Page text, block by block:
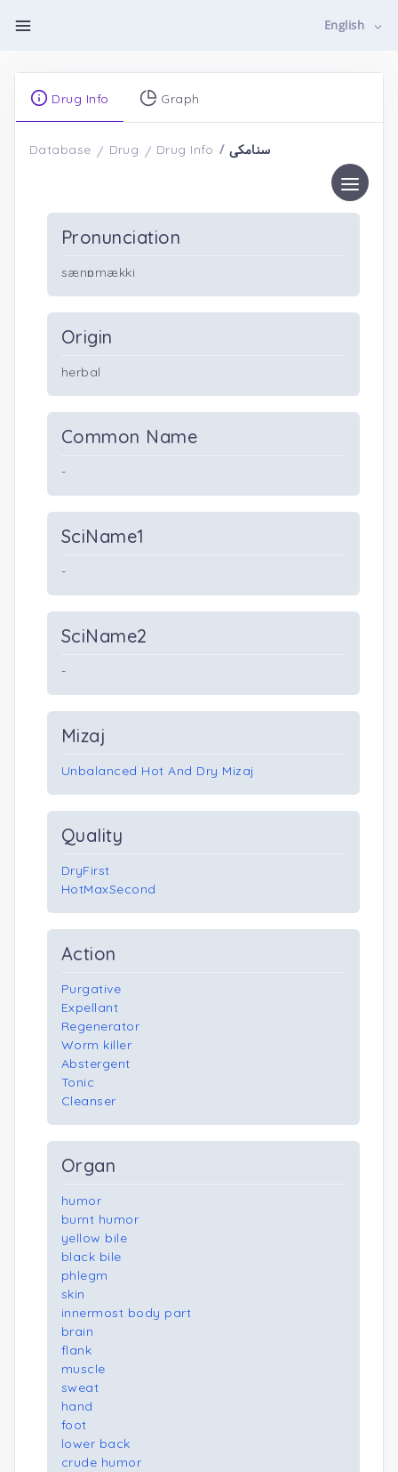
English
Drug Info Graph
Database Drug Drug Info سنامکی
Pronunciation
sænɒmækki
Origin
herbal
Common Name
-
SciName1
-
SciName2
-
Mizaj
Unbalanced Hot And Dry Mizaj
Quality
DryFirst
HotMaxSecond
Action
Purgative
Expellant
Regenerator
Worm killer
Abstergent
Tonic
Cleanser
Organ
humor
burnt humor
yellow bile
black bile
phlegm
skin
innermost body part
brain
flank
muscle
sweat
hand
foot
lower back
crude humor